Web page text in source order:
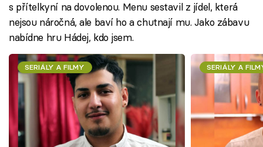
Sledujte nás
s přítelkyní na dovolenou. Menu sestavil z jídel, která
nejsou náročná, ale baví ho a chutnají mu. Jako zábavu
nabídne hru Hádej, kdo jsem.
SERIÁLY A FILMY SERIÁLY A